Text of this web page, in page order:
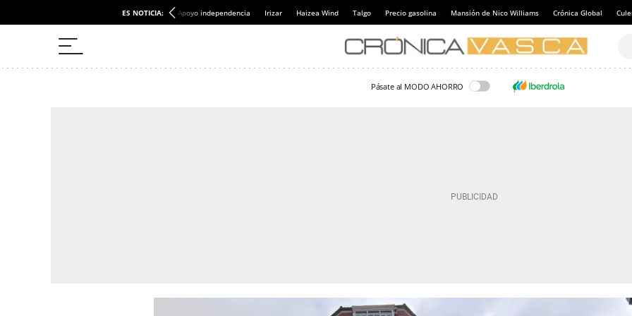
ES NOTICIA: Apoyo independencia Irizar Haizea Wind Talgo Precio gasolina Mansión de Nico Williams Crónica Global
Pásate al MODO AHORRO